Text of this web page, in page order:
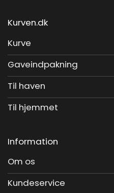
Kurven.dk
Kurve
Gaveindpakning
Til haven
Til hjemmet
Information
Om os
Kundeservice